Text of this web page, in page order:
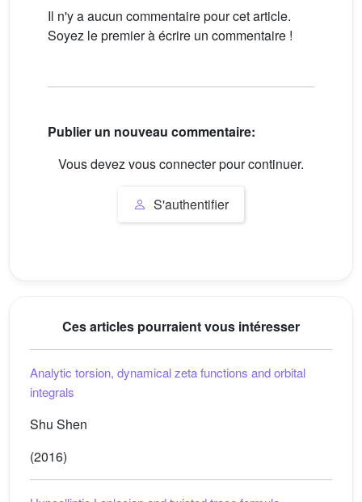
Il n'y a aucun commentaire pour cet article.
Soyez le premier à écrire un commentaire !
Publier un nouveau commentaire:
Vous devez vous connecter pour continuer.
S'authentifier
Ces articles pourraient vous intéresser
Analytic torsion, dynamical zeta functions and orbital
integrals
Shu Shen
(2016)